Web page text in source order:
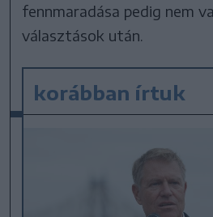
fennmaradása pedig nem
választások után.
korábban írtuk